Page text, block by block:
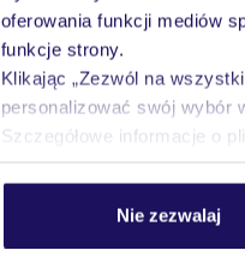
oferowania funkcji mediów
funkcje strony.
Klikając „Zezwól na
personalizować swój wybór
Szczegółowe informacje o
Nie zezwalaj
Odkryty basen oferuje
uprawiać rozmaite sporty,
turystykę pieszą.
golfowe
wypożyczalnia
Recepcja 24h Parking